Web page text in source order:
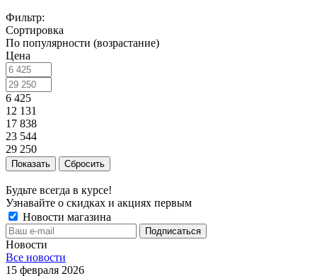
Фильтр:
Сортировка
По популярности (возрастание)
Цена
6 425
12 131
17 838
23 544
29 250
Показать Сбросить
Будьте всегда в курсе!
Узнавайте о скидках и акциях первым
Новости магазина
Новости
Все новости
15 февраля 2026